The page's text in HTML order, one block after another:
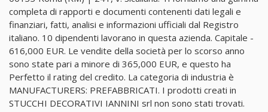
completa di rapporti e documenti contenenti dati legali e
finanziari, fatti, analisi e informazioni ufficiali dal Registro
italiano. 10 dipendenti lavorano in questa azienda. Capitale -
616,000 EUR. Le vendite della società per lo scorso anno
sono state pari a minore di 365,000 EUR, e questo ha
Perfetto il rating del credito. La categoria di industria è
MANUFACTURERS: PREFABBRICATI. I prodotti creati in
STUCCHI DECORATIVI IANNINI srl non sono stati trovati.